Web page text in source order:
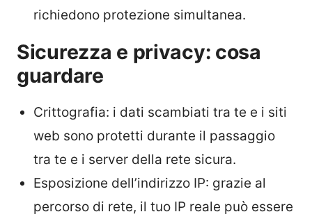
richiedono protezione simultanea.
Sicurezza e privacy: cosa
guardare
Crittografia: i dati scambiati tra te e i siti
web sono protetti durante il passaggio
tra te e i server della rete sicura.
Esposizione dell’indirizzo IP: grazie al
percorso di rete, il tuo IP reale può essere